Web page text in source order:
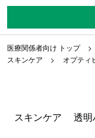
医療関係者向け トップ
スキンケア
オプティ
スキンケア 透明